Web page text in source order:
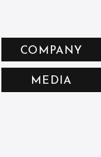
COMPANY
MEDIA